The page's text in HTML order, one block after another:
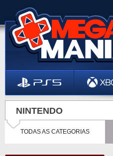
NINTENDO
TODAS AS CATEGORIAS